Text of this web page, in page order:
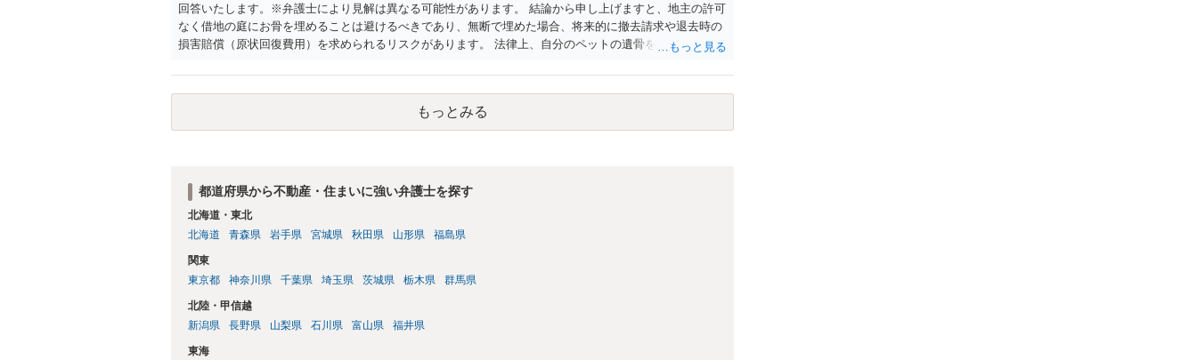
回答いたします。※弁護士により見解は異なる可能性があります。 結論から申し上げますと、地主の許可
なく借地の庭にお骨を埋めることは避けるべきであり、無断で埋めた場合、将来的に撤去請求や退去時の
損害賠償（原状回復費用）を求められるリスクがあります。 法律上、自分のペットの遺骨を埋める行為自
有者は質問者様であっても、土地の所有権はあくまで地主にあります。そのため、地主に無断でお骨を埋
める行為は、他人の所有権を侵害する行為や、借地人としての善管注意義務違反とみなされる可能性が高
いのが私見です。 どうしてもお近くで供養されたい場合は、事前に地主へ相談して許可を得るか、土地に
直接埋めずに大きめの鉢植え等で供養する「プランター葬」や、ペット霊園等への納骨を検討されるのが
もっとみる
都道府県から不動産・住まいに強い弁護士を探す
北海道・東北
北海道
青森県 岩手県 宮城県 秋田県 山形県 福島県
関東
東京都
神奈川県 千葉県 埼玉県 茨城県 栃木県 群馬県
北陸・甲信越
新潟県
長野県 山梨県 石川県 富山県 福井県
東海